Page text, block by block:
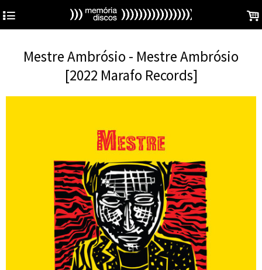
4 .
Mestre Ambrósio - Mestre Ambrósio
[2022 Marafo Records]